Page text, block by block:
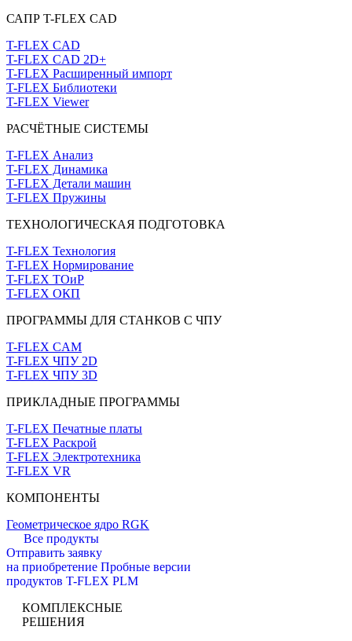
САПР T-FLEX CAD
T-FLEX CAD
T-FLEX CAD 2D+
T-FLEX Расширенный импорт
T-FLEX Библиотеки
T-FLEX Viewer
РАСЧЁТНЫЕ СИСТЕМЫ
T-FLEX Анализ
T-FLEX Динамика
T-FLEX Детали машин
T-FLEX Пружины
ТЕХНОЛОГИЧЕСКАЯ ПОДГОТОВКА
T-FLEX Технология
T-FLEX Нормирование
T-FLEX ТОиР
T-FLEX ОКП
ПРОГРАММЫ ДЛЯ СТАНКОВ С ЧПУ
T-FLEX CAM
T-FLEX ЧПУ 2D
T-FLEX ЧПУ 3D
ПРИКЛАДНЫЕ ПРОГРАММЫ
T-FLEX Печатные платы
T-FLEX Раскрой
T-FLEX Электротехника
T-FLEX VR
КОМПОНЕНТЫ
Геометрическое ядро RGK
Все продукты
Отправить заявку
на приобретение Пробные версии
продуктов T-FLEX PLM
КОМПЛЕКСНЫЕ
РЕШЕНИЯ